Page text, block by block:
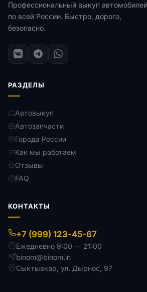
Профессиональный выкуп автомобилей
по всей России. Быстро, дорого,
безопасно.
РАЗДЕЛЫ
Автовыкуп
Автозапчасти
Города России
Как мы работаем
Отзывы
FAQ
КОНТАКТЫ
+7 (999) 123-45-67
Ежедневно 9:00 — 21:00
binom@binom.in
Сыктывкар, ул. Дырнос, 97